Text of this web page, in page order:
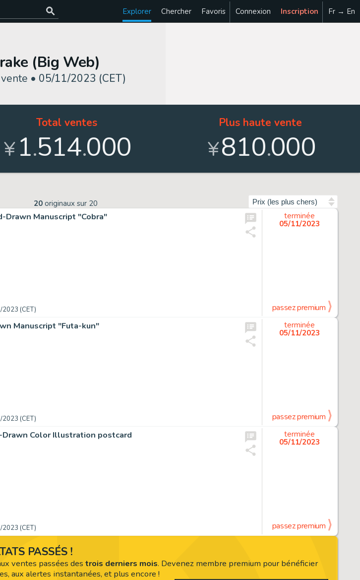
Explorer Chercher Favoris Connexion Inscription Fr → En
(Big Web)
• 05/11/2023 (CET)
Total ventes
¥1.514.000
Plus haute vente
¥810.000
20 originaux sur 20
Drawn Manuscript "Cobra"
(CET)
terminée
05/11/2023
passez premium
Manuscript "Futa-kun"
(CET)
terminée
05/11/2023
passez premium
Drawn Color Illustration postcard
(CET)
terminée
05/11/2023
passez premium
PASSÉS !
ventes passées des trois derniers mois. Devenez membre premium pour bénéficier
aux alertes instantanées, et plus encore !